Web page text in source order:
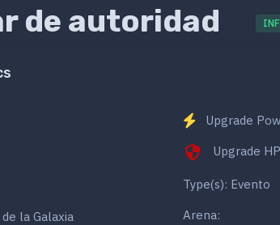
de autoridad
la Galaxia
Upgrade
Upgrade
Type(s): Evento
Arena: